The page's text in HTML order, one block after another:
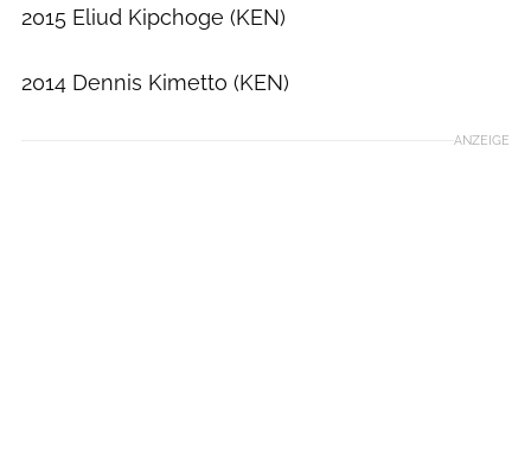
2015 Eliud Kipchoge (KEN)
2014 Dennis Kimetto (KEN)
ANZEIGE